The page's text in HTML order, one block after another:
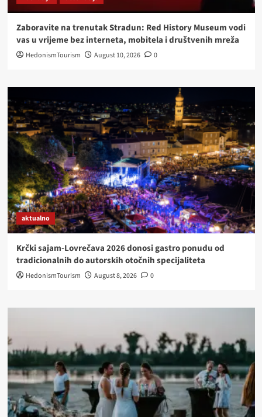
Zaboravite na trenutak Stradun: Red History Museum vodi
vas u vrijeme bez interneta, mobitela i društvenih mreža
HedonismTourism August 10, 2026 0
aktualno
Krčki sajam-Lovrečava 2026 donosi gastro ponudu od
tradicionalnih do autorskih otočnih specijaliteta
HedonismTourism August 8, 2026 0